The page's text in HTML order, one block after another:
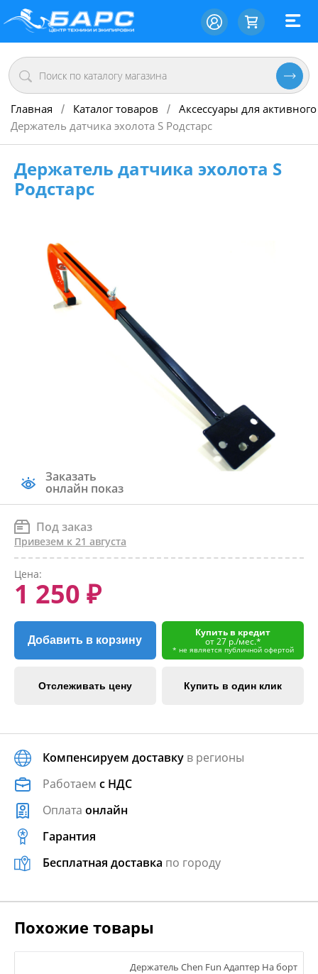
Главная / Каталог товаров / Аксессуары для
Держатель датчика эхолота S Родстарс
Держатель датчика эхолота S
Родстарс
Заказать
онлайн показ
Под заказ
Привезем к 21 августа
Цена:
1 250 ₽
Добавить в корзину
Купить в кредит
от 27 р./мес.*
* не является публичной офертой
Отслеживать цену Купить в один клик
Компенсируем доставку в регионы
Работаем с НДС
Оплата онлайн
Гарантия
Бесплатная доставка по городу
Похожие товары
Держатель Chen Fun Адаптер На борт